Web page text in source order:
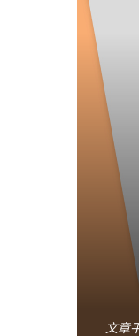
文章